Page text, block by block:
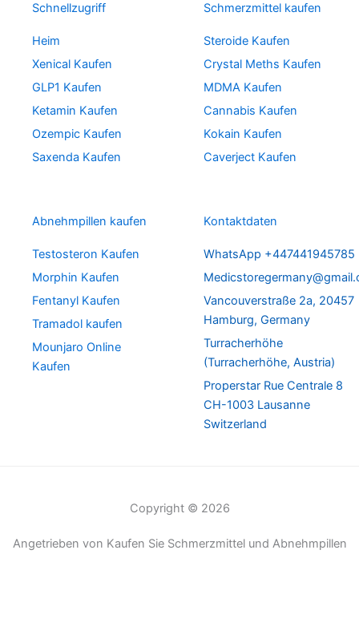
Schnellzugriff
Heim
Xenical Kaufen
GLP1 Kaufen
Ketamin Kaufen
Ozempic Kaufen
Saxenda Kaufen
Schmerzmittel kaufen
Steroide Kaufen
Crystal Meths Kaufen
MDMA Kaufen
Cannabis Kaufen
Kokain Kaufen
Caverject Kaufen
Abnehmpillen kaufen
Testosteron Kaufen
Morphin Kaufen
Fentanyl Kaufen
Tramadol kaufen
Mounjaro Online
Kaufen
Kontaktdaten
WhatsApp +447441945785
Vancouverstraße 2a, 20457
Hamburg, Germany
Turracherhöhe
(Turracherhöhe, Austria)
Properstar Rue Centrale 8
CH-1003 Lausanne
Switzerland
Copyright © 2026
Angetrieben von Kaufen Sie Schmerzmittel und Abnehmpillen